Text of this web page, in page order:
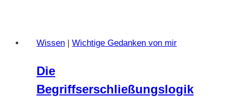
Stefan
Wien
Wissen Wichtige Gedanken von mir
Die
Begriffserschließungslogik